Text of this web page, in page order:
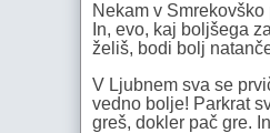
Nekam v
In, evo, kaj boljšega
želiš, bodi bolj
V Ljubnem sva se
vedno bolje! Parkrat
greš, dokler pač gre.